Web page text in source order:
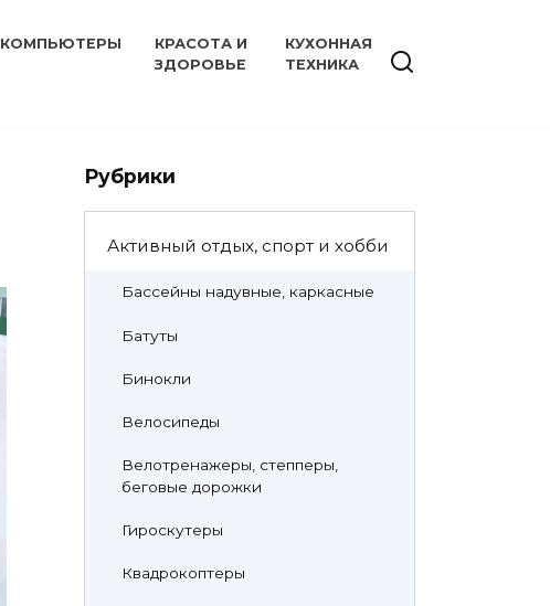
КОМПЬЮТЕРЫ
КРАСОТА И
ЗДОРОВЬЕ
КУХОННАЯ
ТЕХНИКА
Рубрики
Активный отдых, спорт и хобби
Бассейны надувные, каркасные
Батуты
Бинокли
Велосипеды
Велотренажеры, степперы,
беговые дорожки
Гироскутеры
Квадрокоптеры